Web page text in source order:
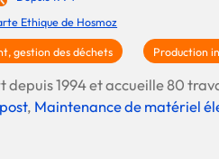
Ethique de Hosmoz
gestion des déchets Production
depuis 1994 et accueille 80
, Maintenance de matériel